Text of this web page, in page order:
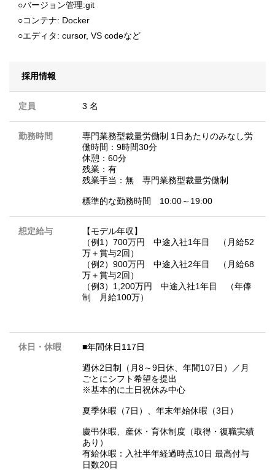
○バージョン管理:git
○コンテナ: Docker
○エディタ: cursor, VS codeなど
採用情報
定員 3 名
勤務時間
専門業務型裁量労働制 1日あたりのみなし労
働時間：9時間30分
休憩：60分
残業：有
残業手当：無 専門業務型裁量労働制
標準的な勤務時間 10:00～19:00
想定給与
【モデル年収】
（例1）700万円 中途入社1年目 （月給52
万＋賞与2回）
（例2）900万円 中途入社2年目 （月給68
万＋賞与2回）
（例3）1,200万円 中途入社1年目 （年俸
制 月給100万）
休日・休暇 ■年間休日117日
週休2日制（月8～9日休、年間107日）／月
ごとにシフト希望を提出
※基本的に土日祝休み中心
夏季休暇（7日）、年末年始休暇（3日）
慶弔休暇、産休・育休制度（取得・復職実績
あり）
有給休暇：入社半年経過時点10日 最高付与
日数20日